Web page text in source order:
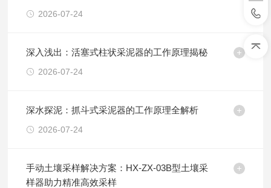
2026-07-24
深入浅出：活塞式柱状采泥器的工作原理揭秘
2026-07-24
深水探泥：抓斗式采泥器的工作原理全解析
2026-07-24
手动土壤采样解决方案：HX-ZX-03B型土壤采
样器助力精准高效采样